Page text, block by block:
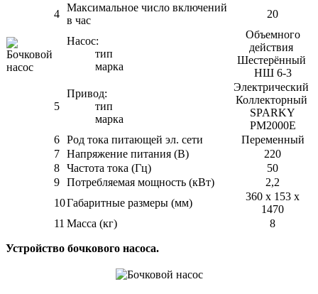
4
Максимальное число включений
в час
20
Насос:
тип
марка
Объемного
действия
Шестерённый
НШ 6-3
5
Привод:
тип
марка
Электрический
Коллекторный
SPARKY
PM2000E
6 Род тока питающей эл. сети
Переменный
7 Напряжение питания (В)
220
8 Частота тока (Гц)
50
9 Потребляемая мощность (кВт)
2,2
10Габаритные размеры (мм)
360 х 153 х
1470
11 Масса (кг) 8
Устройство бочкового насоса.